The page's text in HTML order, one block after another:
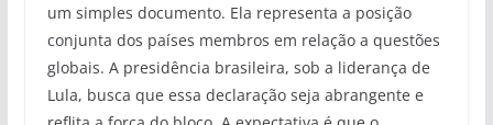
um simples documento. Ela representa a posição
conjunta dos países membros em relação a questões
globais. A presidência brasileira, sob a liderança de
Lula, busca que essa declaração seja abrangente e